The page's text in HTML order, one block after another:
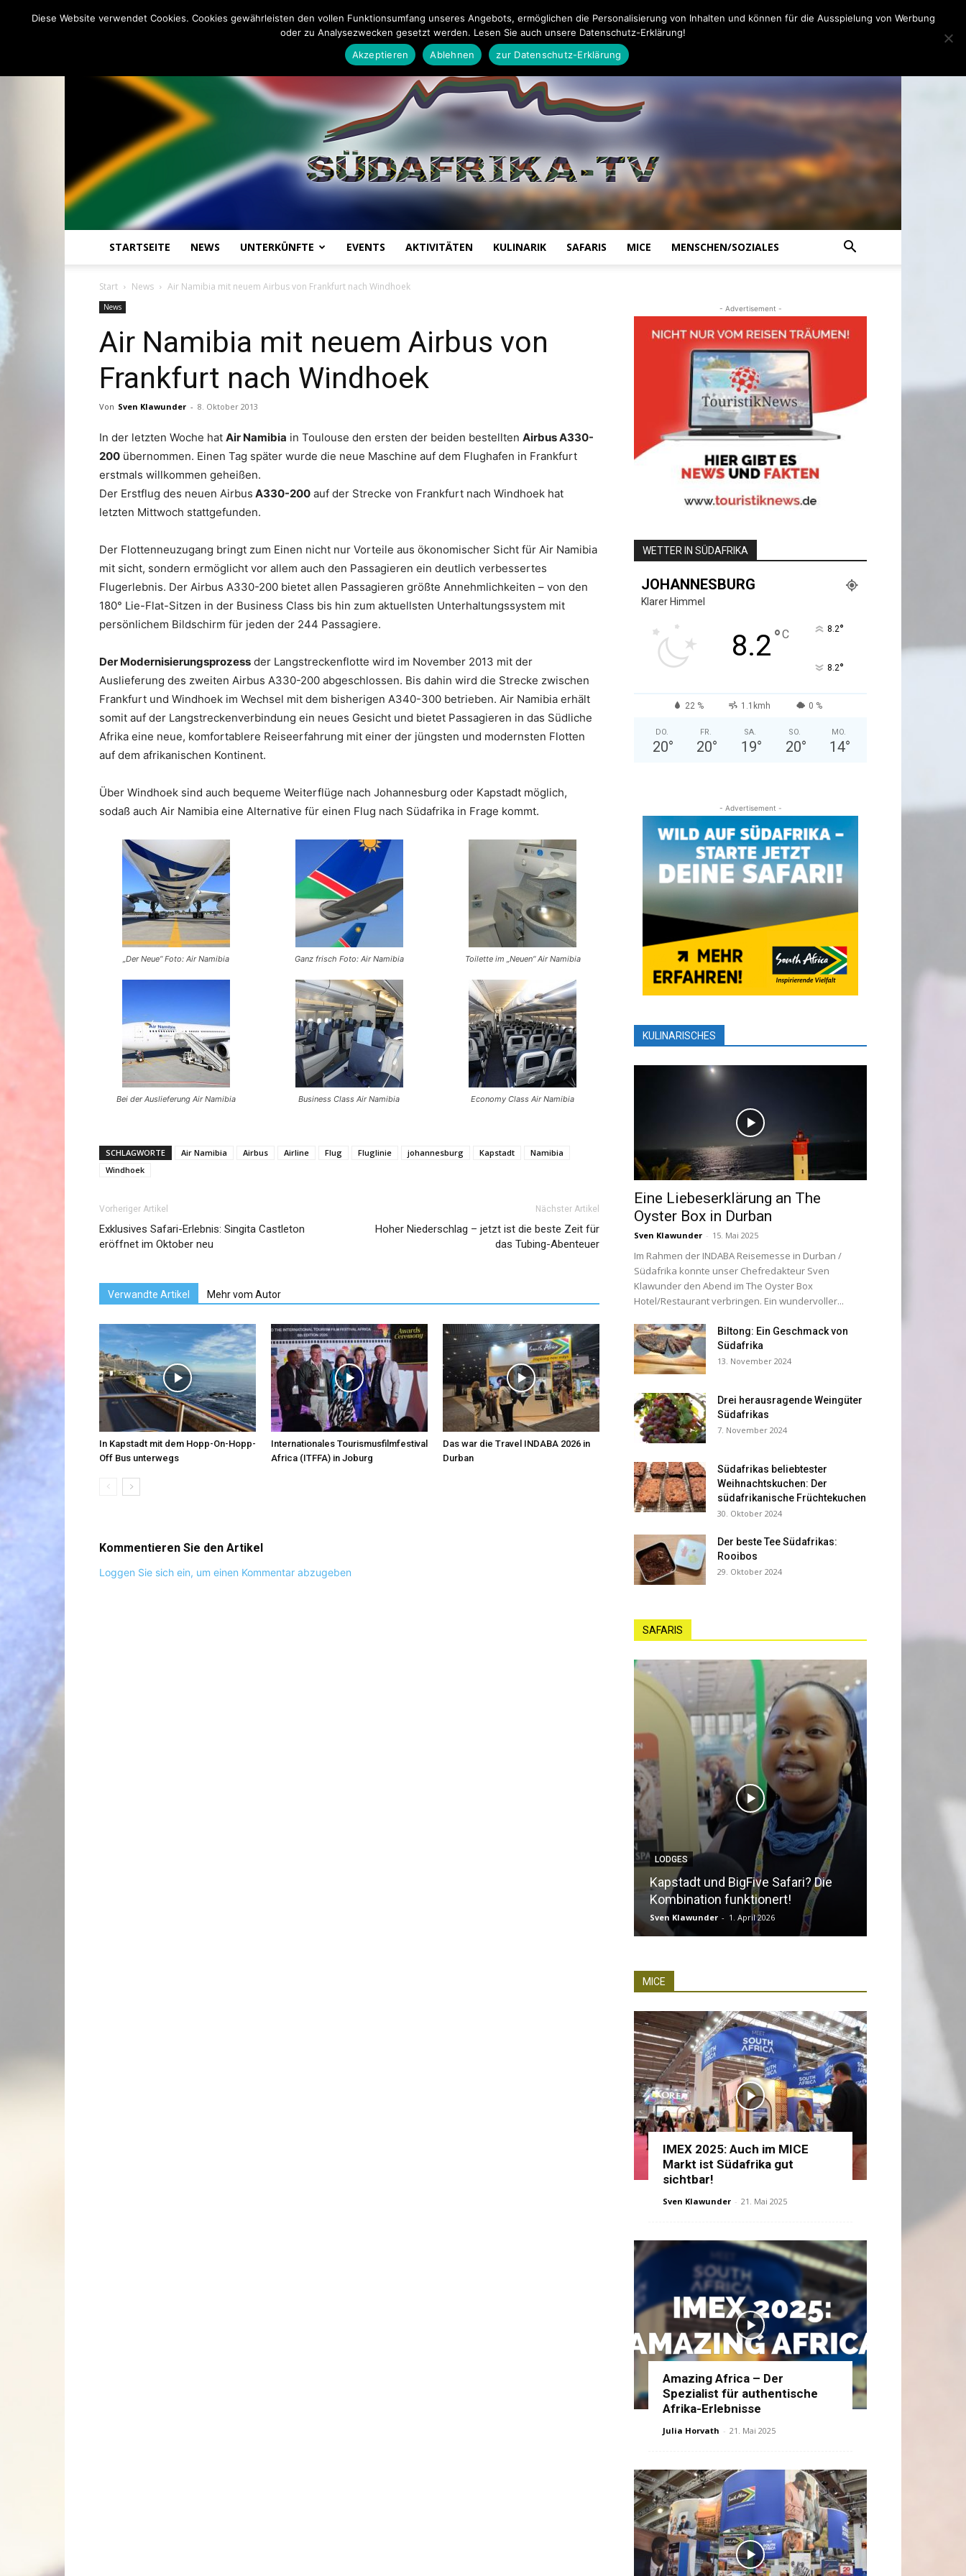
STARTSEITE NEWS UNTERKÜNFTE EVENTS AKTIVITÄTEN KULINARIK SAFARIS MICE MENSCHEN/SOZIALES
Start News Air Namibia mit neuem Airbus von Frankfurt nach Windhoek
News
Air Namibia mit neuem Airbus von
Frankfurt nach Windhoek
Von Sven Klawunder - 8. Oktober 2013
In der letzten Woche hat Air Namibia in Toulouse den ersten der beiden bestellten Airbus A330-
200 übernommen. Einen Tag später wurde die neue Maschine auf dem Flughafen in Frankfurt
erstmals willkommen geheißen.
Der Erstflug des neuen Airbus A330-200 auf der Strecke von Frankfurt nach Windhoek hat
letzten Mittwoch stattgefunden.
Der Flottenneuzugang bringt zum Einen nicht nur Vorteile aus ökonomischer Sicht für Air Namibia
mit sicht, sondern ermöglicht vor allem auch den Passagieren ein deutlich verbessertes
Flugerlebnis. Der Airbus A330-200 bietet allen Passagieren größte Annehmlichkeiten – von den
180° Lie-Flat-Sitzen in der Business Class bis hin zum aktuellsten Unterhaltungssystem mit
persönlichem Bildschirm für jeden der 244 Passagiere.
Der Modernisierungsprozess der Langstreckenflotte wird im November 2013 mit der
Auslieferung des zweiten Airbus A330-200 abgeschlossen. Bis dahin wird die Strecke zwischen
Frankfurt und Windhoek im Wechsel mit dem bisherigen A340-300 betrieben. Air Namibia erhält
somit auf der Langstreckenverbindung ein neues Gesicht und bietet Passagieren in das Südliche
Afrika eine neue, komfortablere Reiseerfahrung mit einer der jüngsten und modernsten Flotten
auf dem afrikanischen Kontinent.
Über Windhoek sind auch bequeme Weiterflüge nach Johannesburg oder Kapstadt möglich,
sodaß auch Air Namibia eine Alternative für einen Flug nach Südafrika in Frage kommt.
„Der Neue“ Foto: Air Namibia Ganz frisch Foto: Air Namibia Toilette im „Neuen“ Air Namibia
Bei der Auslieferung Air Namibia Business Class Air Namibia Economy Class Air Namibia
SCHLAGWORTE Air Namibia Airbus Airline Flug Fluglinie johannesburg Kapstadt
Namibia
Windhoek
Vorheriger Artikel
Exklusives Safari-Erlebnis: Singita Castleton
eröffnet im Oktober neu
Nächster Artikel
Hoher Niederschlag – jetzt ist die beste Zeit für
das Tubing-Abenteuer
Verwandte Artikel Mehr vom Autor
In Kapstadt mit dem Hopp-On-Hopp-
Off Bus unterwegs
Internationales Tourismusfilmfestival
Africa (ITFFA) in Joburg
Das war die Travel INDABA 2026 in
Durban
Kommentieren Sie den Artikel
Loggen Sie sich ein, um einen Kommentar abzugeben
- Advertisement -
WETTER IN SÜDAFRIKA
JOHANNESBURG
Klarer Himmel
8.2°C 8.2°
8.2°
22 % 1.1kmh 0 %
DO.
20°
FR.
20°
SA.
19°
SO.
20°
MO.
14°
- Advertisement -
KULINARISCHES
Eine Liebeserklärung an The
Oyster Box in Durban
Sven Klawunder - 15. Mai 2025
Im Rahmen der INDABA Reisemesse in Durban /
Südafrika konnte unser Chefredakteur Sven
Klawunder den Abend im The Oyster Box
Hotel/Restaurant verbringen. Ein wundervoller...
Biltong: Ein Geschmack von
Südafrika
13. November 2024
Drei herausragende Weingüter
Südafrikas
7. November 2024
Südafrikas beliebtester
Weihnachtskuchen: Der
südafrikanische Früchtekuchen
30. Oktober 2024
Der beste Tee Südafrikas:
Rooibos
29. Oktober 2024
SAFARIS
LODGES
Kapstadt und BigFive Safari? Die
Kombination funktionert!
Sven Klawunder - 1. April 2026
MICE
IMEX 2025: Auch im MICE
Markt ist Südafrika gut
sichtbar!
Sven Klawunder - 21. Mai 2025
Amazing Africa – Der
Spezialist für authentische
Afrika-Erlebnisse
Julia Horvath - 21. Mai 2025
Diese Website verwendet Cookies. Cookies gewährleisten den vollen Funktionsumfang unseres Angebots, ermöglichen die Personalisierung von Inhalten und können für die Ausspielung von Werbung
oder zu Analysezwecken gesetzt werden. Lesen Sie auch unsere Datenschutz-Erklärung!
Akzeptieren
Ablehnen zur Datenschutz-Erklärung